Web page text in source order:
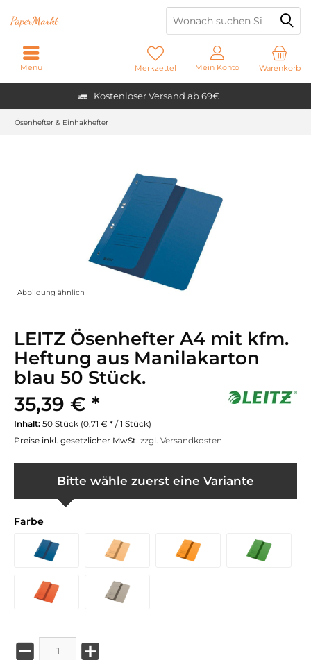
Kostenloser Versand ab 69€
PaperMarkt
Warenkorb
Merkzettel Mein Konto
Menü
Ösenhefter & Einhakhefter
Abbildung ähnlich
LEITZ Ösenhefter A4 mit kfm.
Heftung aus Manilakarton
blau 50 Stück.
35,39 € *
Inhalt: 50 Stück (0,71 € * / 1 Stück)
Preise inkl. gesetzlicher MwSt. zzgl. Versandkosten
Bitte wähle zuerst eine Variante
Farbe